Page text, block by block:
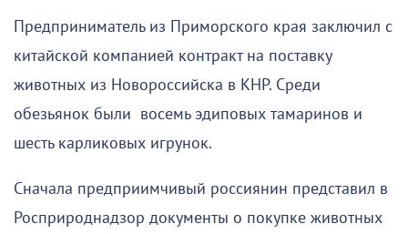
Предприниматель из Приморского края заключил с
китайской компанией контракт на поставку
животных из Новороссийска в КНР. Среди
обезьянок были восемь эдиповых тамаринов и
шесть карликовых игрунок.
Сначала предприимчивый россиянин представил в
Росприроднадзор документы о покупке животных